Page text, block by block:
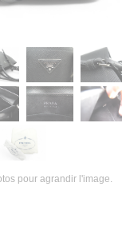
pour agrandir l'image.